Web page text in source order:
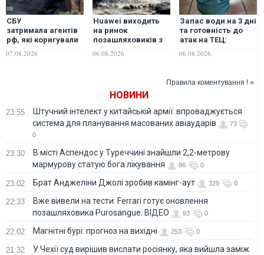
СБУ
затримала агентів
рф, які коригували
Миколаєву
07.08.2026
Huawei виходить
на ринок
позашляховиків з
ФОТО
06.08.2026
Запас води на 3 дні
та готовність до
атак на ТЕЦ:
про ризики
06.08.2026
Правила коментування ! »
НОВИНИ
23:55
Штучний інтелект у китайській армії: впроваджується
система для планування масованих авіаударів
73
0
23:30
В місті Аспендос у Туреччині знайшли 2,2-метрову
мармурову статую бога лікування
86 0
23:02 Брат Анджеліни Джолі зробив камінг-аут 329 0
22:33
Вже вивели на тести: Ferrari готує оновлення
позашляховика Purosangue. ВІДЕО
93 0
22:02 Магнітні бурі: прогноз на вихідні 253 0
21:32
У Чехії суд вирішив вислати росіянку, яка вийшла заміж